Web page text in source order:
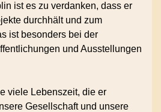
ist es zu verdanken, dass er
durchhält und zum
ist besonders bei der
und Ausstellungen
viele Lebenszeit, die er
Gesellschaft und unsere